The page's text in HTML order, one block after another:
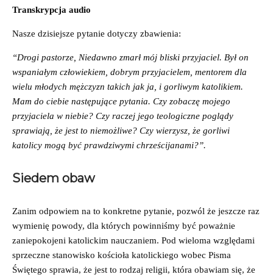
Transkrypcja audio
Nasze dzisiejsze pytanie dotyczy zbawienia:
“Drogi pastorze, Niedawno zmarł mój bliski przyjaciel. Był on
wspaniałym człowiekiem, dobrym przyjacielem, mentorem dla
wielu młodych mężczyzn takich jak ja, i gorliwym katolikiem.
Mam do ciebie następujące pytania. Czy zobaczę mojego
przyjaciela w niebie? Czy raczej jego teologiczne poglądy
sprawiają, że jest to niemożliwe? Czy wierzysz, że gorliwi
katolicy mogą być prawdziwymi chrześcijanami?”.
Siedem obaw
Zanim odpowiem na to konkretne pytanie, pozwól że jeszcze raz
wymienię powody, dla których powinniśmy być poważnie
zaniepokojeni katolickim nauczaniem. Pod wieloma względami
sprzeczne stanowisko kościoła katolickiego wobec Pisma
Świętego sprawia, że jest to rodzaj religii, która obawiam się, że